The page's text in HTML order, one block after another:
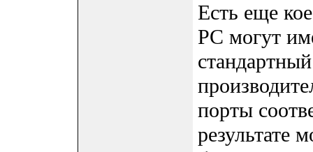
Есть еще
PC могут
порты
результате